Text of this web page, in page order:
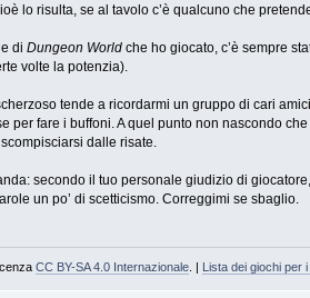
lo risulta, se al tavolo c’è qualcuno che
di Dungeon Worldche ho giocato, c’è sempre
volte la potenzia).
tende a ricordarmi un gruppo di cari
per fare i buffoni. A quel punto non nascondo
dalle risate.
secondo il tuo personale giudizio di
un po’ di scetticismo. Correggimi se sbaglio.
CC BY-SA 4.0 Internazionale. | Lista dei giochi per